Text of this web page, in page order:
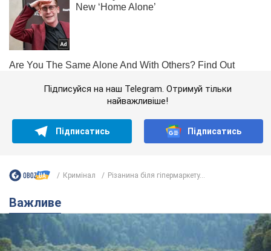
Підписуйся на наш Telegram. Отримуй тільки
найважливіше!
Підписатись Підписатись
Кримінал Різанина біля гіпермаркету...
Важливе